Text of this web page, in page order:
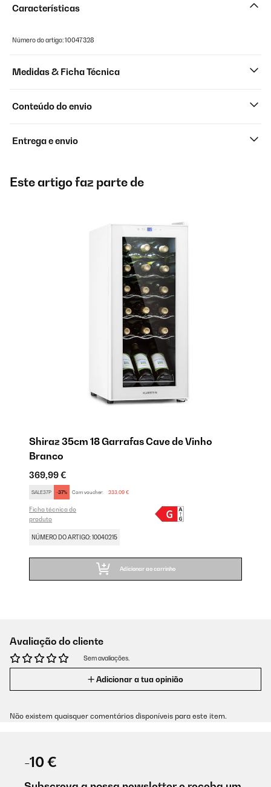
Características
Número do artigo: 10047328
Medidas & Ficha Técnica
Conteúdo do envio
Entrega e envio
Este artigo faz parte de
Shiraz 35cm 18 Garrafas Cave de Vinho
Branco
369,99 €
SALE37P -37% Com voucher: 233,09 €
Ficha técnica do
produto
NÚMERO DO ARTIGO: 10040215
Adicionar ao carrinho
Avaliação do cliente
Sem avaliações.
Adicionar a tua opinião
Não existem quaisquer comentários disponíveis para este item.
-10 €